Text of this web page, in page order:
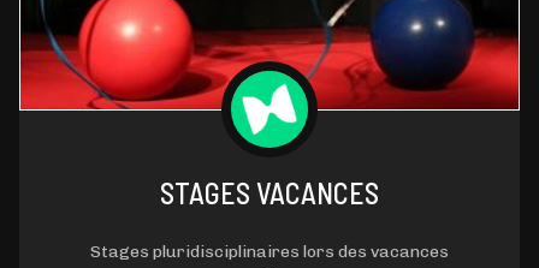
STAGES VACANCES
Stages pluridisciplinaires lors des vacances